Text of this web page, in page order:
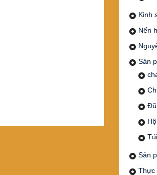
Kinh
Nến
Sản
Sản
Thực